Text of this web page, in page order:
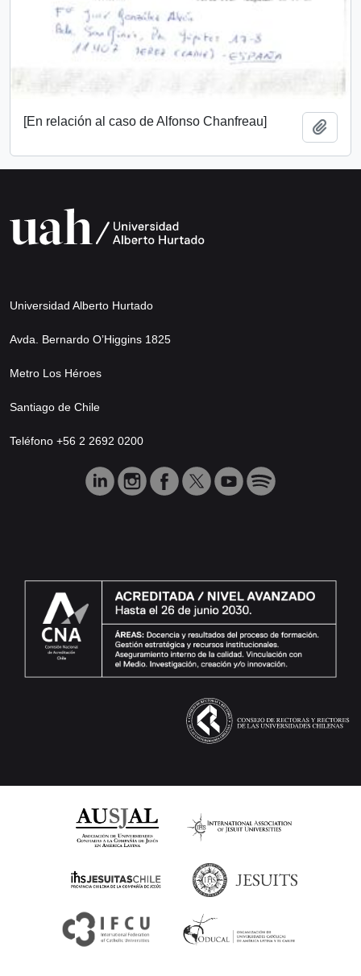
[En relación al caso de Alfonso Chanfreau]
Universidad Alberto Hurtado
Avda. Bernardo O’Higgins 1825
Metro Los Héroes
Santiago de Chile
Teléfono +56 2 2692 0200